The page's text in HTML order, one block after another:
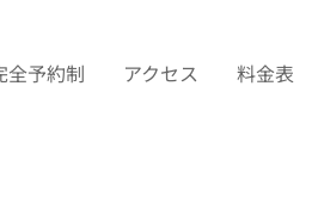
全予約制 アクセス 料金表